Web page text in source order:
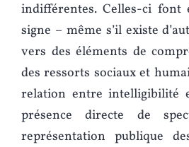
indifférentes. Celles-ci
signe – même s’il existe
vers des éléments de
des ressorts sociaux et
relation entre intelligibilité
présence directe de
représentation publique